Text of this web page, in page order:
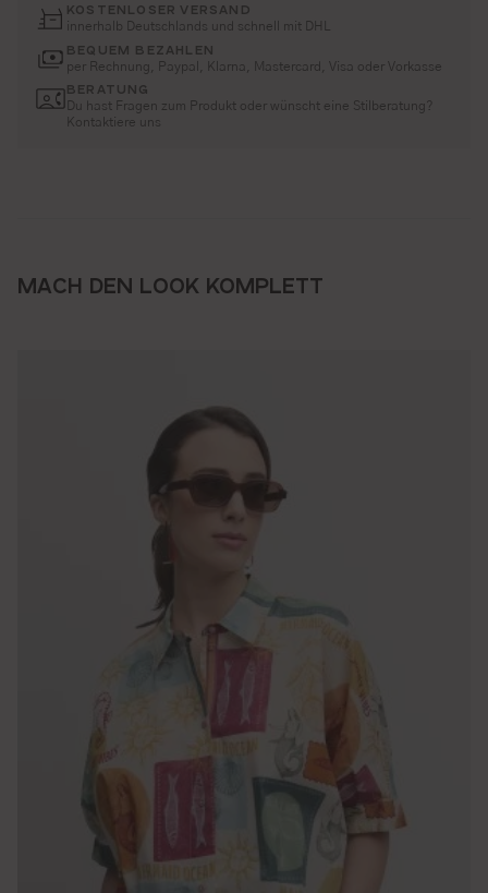
KOSTENLOSER VERSAND
innerhalb Deutschlands und schnell mit DHL
BEQUEM BEZAHLEN
per Rechnung, Paypal, Klarna, Mastercard, Visa oder Vorkasse
BERATUNG
Du hast Fragen zum Produkt oder wünscht eine Stilberatung?
Kontaktiere uns
MACH DEN LOOK KOMPLETT